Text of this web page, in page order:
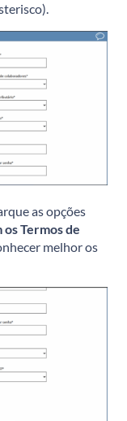
as opções
os Termos de
melhor os